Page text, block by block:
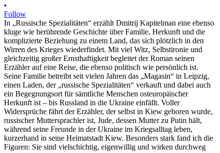
•
Follow
In „Russische Spezialitäten“ erzählt Dmitrij Kapitelman eine ebenso
kluge wie berührende Geschichte über Familie, Herkunft und die
komplizierte Beziehung zu einem Land, das sich plötzlich in den
Wirren des Krieges wiederfindet. Mit viel Witz, Selbstironie und
gleichzeitig großer Ernsthaftigkeit begleitet der Roman seinen
Erzähler auf eine Reise, die ebenso politisch wie persönlich ist.
Seine Familie betreibt seit vielen Jahren das „Magasin“ in Leipzig,
einen Laden, der „russische Spezialitäten“ verkauft und dabei auch
ein Begegnungsort für sämtliche Menschen osteuropäischer
Herkunft ist – bis Russland in die Ukraine einfällt. Voller
Widersprüche fährt der Erzähler, der selbst in Kiew geboren wurde,
russischer Muttersprachler ist, Jude, dessen Mutter zu Putin hält,
während seine Freunde in der Ukraine im Kriegsalltag leben,
kurzerhand in seine Heimatstadt Kiew. Besonders stark fand ich die
Figuren: Sie sind vielschichtig, eigenwillig und wirken durchweg